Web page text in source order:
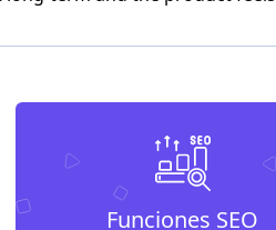
Funciones SEO